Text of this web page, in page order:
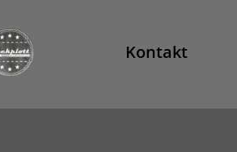
Kontakt